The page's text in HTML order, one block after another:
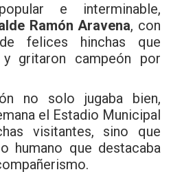
e interminable,
Ramón Aravena, con
felices hinchas que
gritaron campeón por
no solo jugaba bien,
el Estadio Municipal
visitantes, sino que
humano que destacaba